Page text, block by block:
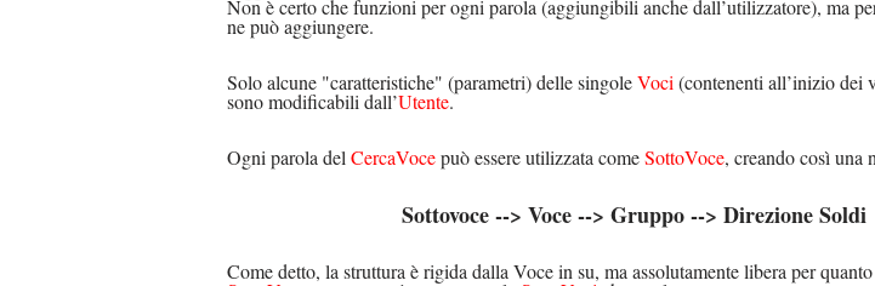
Non è certo che funzioni per ogni parola (aggiungibili anche dall’utilizzatore), ma
ne può aggiungere.
Solo alcune "caratteristiche" (parametri) delle singoleVoci (contenenti all’inizio dei
sono modificabili dall’Utente.
Ogni parola del CercaVocepuò essere utilizzata comeSottoVoce, creando così una
Sottovoce --> Voce --> Gruppo --> Direzione Soldi
Come detto, la struttura è rigida dalla Voce in su, ma assolutamente libera per